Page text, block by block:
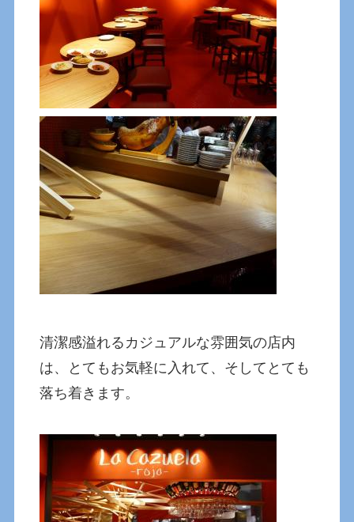
清潔感溢れるカジュアルな雰囲気の店内
は、とてもお気軽に入れて、そしてとても
落ち着きます。